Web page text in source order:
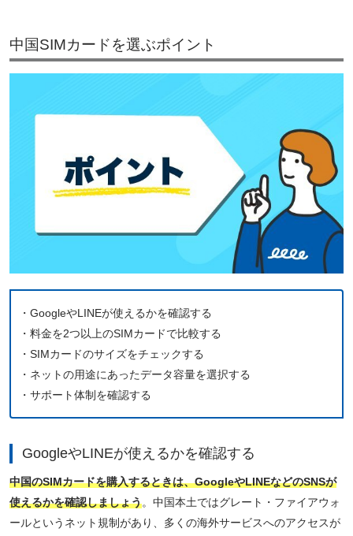
中国SIMカードを選ぶポイント
・GoogleやLINEが使えるかを確認する
・料金を2つ以上のSIMカードで比較する
・SIMカードのサイズをチェックする
・ネットの用途にあったデータ容量を選択する
・サポート体制を確認する
GoogleやLINEが使えるかを確認する
中国のSIMカードを購入するときは、GoogleやLINEなどのSNSが
使えるかを確認しましょう。中国本土ではグレート・ファイアウォ
ールというネット規制があり、多くの海外サービスへのアクセスが